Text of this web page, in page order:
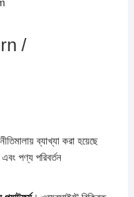
/
ব্যাখ্যা করা হয়েছে
পণ্য পরিবর্তন